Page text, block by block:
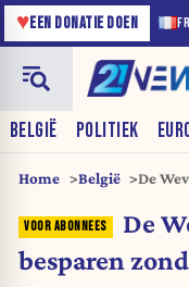
FR
♥EEN DONATIE DOEN
BELGIË POLITIEK
Home België
De
De
besparen